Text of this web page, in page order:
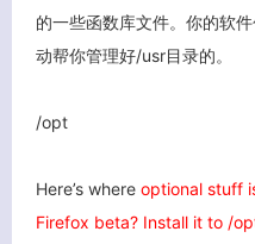
的一些函数库文件。你的软
动帮你管理好/usr目录的。
/opt
Here’s where optional stuff
Firefox beta? Install it to /